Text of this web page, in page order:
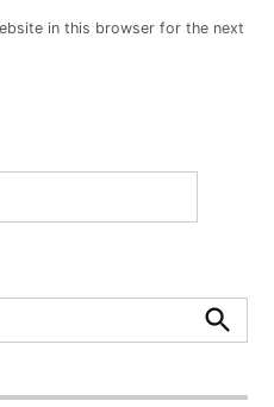
in this browser for the next
Search